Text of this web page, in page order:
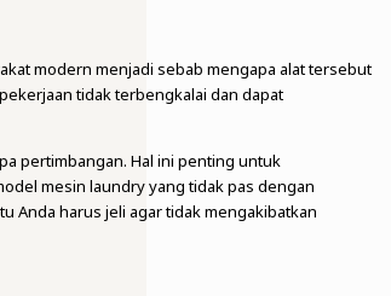
modern menjadi sebab mengapa alat tersebut
tidak terbengkalai dan dapat
pertimbangan. Hal ini penting untuk
mesin laundry yang tidak pas dengan
Anda harus jeli agar tidak mengakibatkan